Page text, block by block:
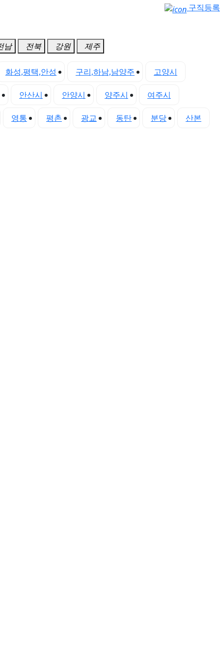
구직등록
남 전북 강원 제주
화성,평택,안성 구리,하남,남양주 고양시
안산시 안양시 양주시 여주시
영통 평촌 광교 동탄 분당 산본